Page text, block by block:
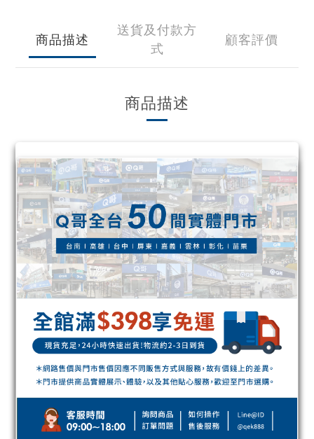
商品描述
送貨及付款方
式
顧客評價
商品描述